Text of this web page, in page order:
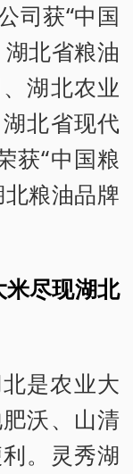
司获“中国
北省粮油
湖北农业
北省现代
获“中国粮
粮油品牌
尽现湖北
是农业大
沃、山清
。灵秀湖